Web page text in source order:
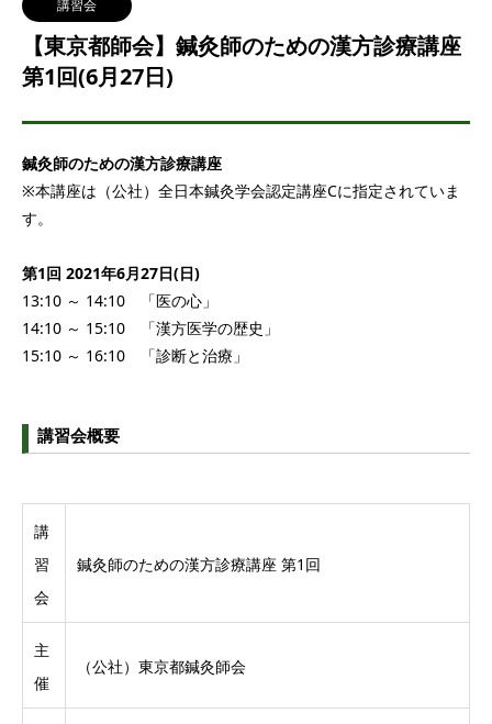
講習会
【東京都師会】鍼灸師のための漢方診療講座
第1回(6月27日)
鍼灸師のための漢方診療講座
※本講座は（公社）全日本鍼灸学会認定講座Cに指定されていま
す。
第1回 2021年6月27日(日)
13:10 ～ 14:10 「医の心」
14:10 ～ 15:10 「漢方医学の歴史」
15:10 ～ 16:10 「診断と治療」
講習会概要
講
習
会
鍼灸師のための漢方診療講座 第1回
主
催
（公社）東京都鍼灸師会